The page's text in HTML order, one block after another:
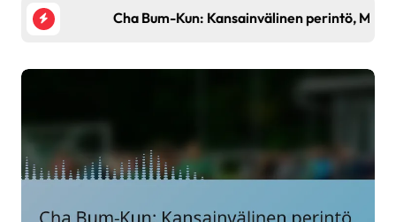
Cha Bum-Kun: Kansainvälinen perintö, MM-